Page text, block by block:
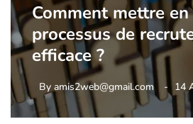
Comment mettre
processus de
efficace ?
By amis2web@gmail.com 14